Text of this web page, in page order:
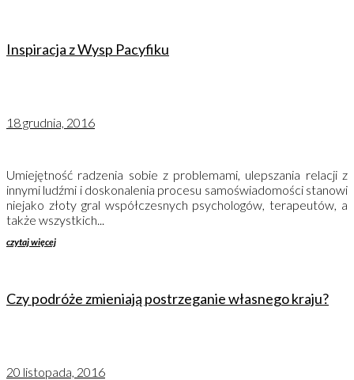
Inspiracja z Wysp Pacyfiku
18 grudnia, 2016
Umiejętność radzenia sobie z problemami, ulepszania relacji z
innymi ludźmi i doskonalenia procesu samoświadomości stanowi
niejako złoty gral współczesnych psychologów, terapeutów, a
także wszystkich...
czytaj więcej
Czy podróże zmieniają postrzeganie własnego kraju?
20 listopada, 2016